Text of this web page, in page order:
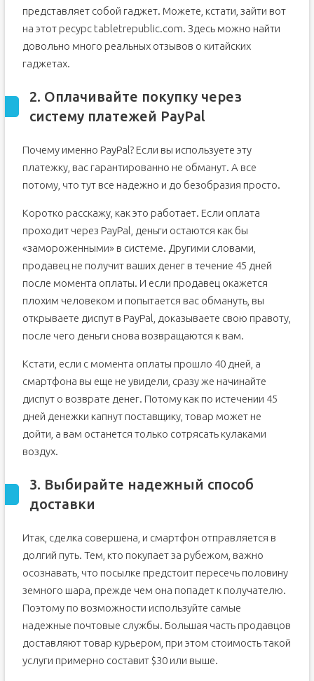
представляет собой гаджет. Можете, кстати, зайти вот
на этот ресурс tabletrepublic.com. Здесь можно найти
довольно много реальных отзывов о китайских
гаджетах.
2. Оплачивайте покупку через
систему платежей PayPal
Почему именно PayPal? Если вы используете эту
платежку, вас гарантированно не обманут. А все
потому, что тут все надежно и до безобразия просто.
Коротко расскажу, как это работает. Если оплата
проходит через PayPal, деньги остаются как бы
«замороженными» в системе. Другими словами,
продавец не получит ваших денег в течение 45 дней
после момента оплаты. И если продавец окажется
плохим человеком и попытается вас обмануть, вы
открываете диспут в PayPal, доказываете свою правоту,
после чего деньги снова возвращаются к вам.
Кстати, если с момента оплаты прошло 40 дней, а
смартфона вы еще не увидели, сразу же начинайте
диспут о возврате денег. Потому как по истечении 45
дней денежки капнут поставщику, товар может не
дойти, а вам останется только сотрясать кулаками
воздух.
3. Выбирайте надежный способ
доставки
Итак, сделка совершена, и смартфон отправляется в
долгий путь. Тем, кто покупает за рубежом, важно
осознавать, что посылке предстоит пересечь половину
земного шара, прежде чем она попадет к получателю.
Поэтому по возможности используйте самые
надежные почтовые службы. Большая часть продавцов
доставляют товар курьером, при этом стоимость такой
услуги примерно составит $30 или выше.